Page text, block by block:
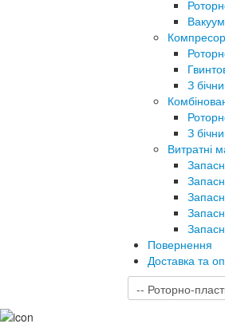
З
З
Витратні
Повернення
Доставка та